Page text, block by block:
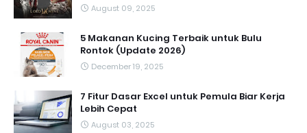
August 09, 2025
5 Makanan Kucing Terbaik untuk Bulu
Rontok (Update 2026)
December 19, 2025
7 Fitur Dasar Excel untuk Pemula Biar Kerja
Lebih Cepat
August 03, 2025